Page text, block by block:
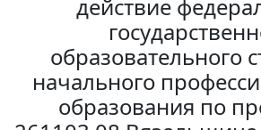
действие
образовательного
начального
образования по